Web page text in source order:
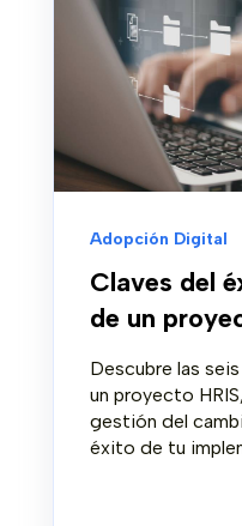
Adopción Digital
Claves del
de un
Descubre las
un proyecto
gestión del
éxito de tu